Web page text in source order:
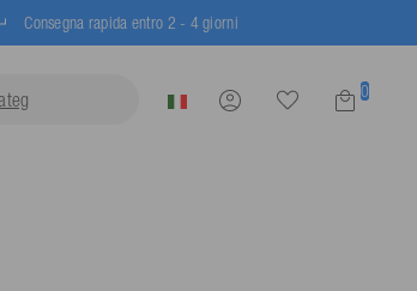
Consegna rapida entro 2 - 4 giorni
0